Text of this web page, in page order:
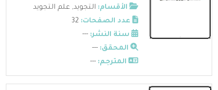
الأقسام: التجويد, علم التجويد
عدد الصفحات:
سنة النشر: ---
المحقق: ---
المترجم: ---